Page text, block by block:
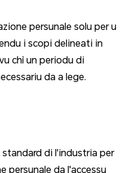
persunale solu per u
i scopi delineati in
chì un periodu di
da a lege.
di l'industria per
persunale da l'accessu